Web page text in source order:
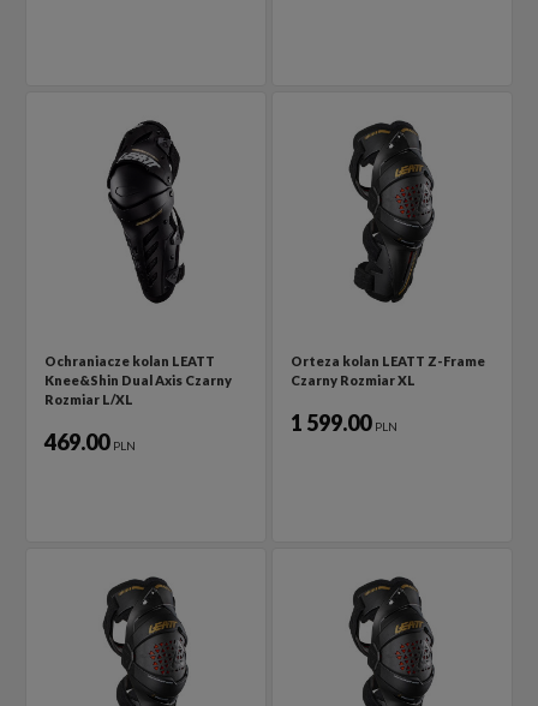
Ochraniacze kolan LEATT
Knee&Shin Dual Axis Czarny
Rozmiar L/XL
469.00 PLN
Orteza kolan LEATT Z-Frame
Czarny Rozmiar XL
1 599.00 PLN